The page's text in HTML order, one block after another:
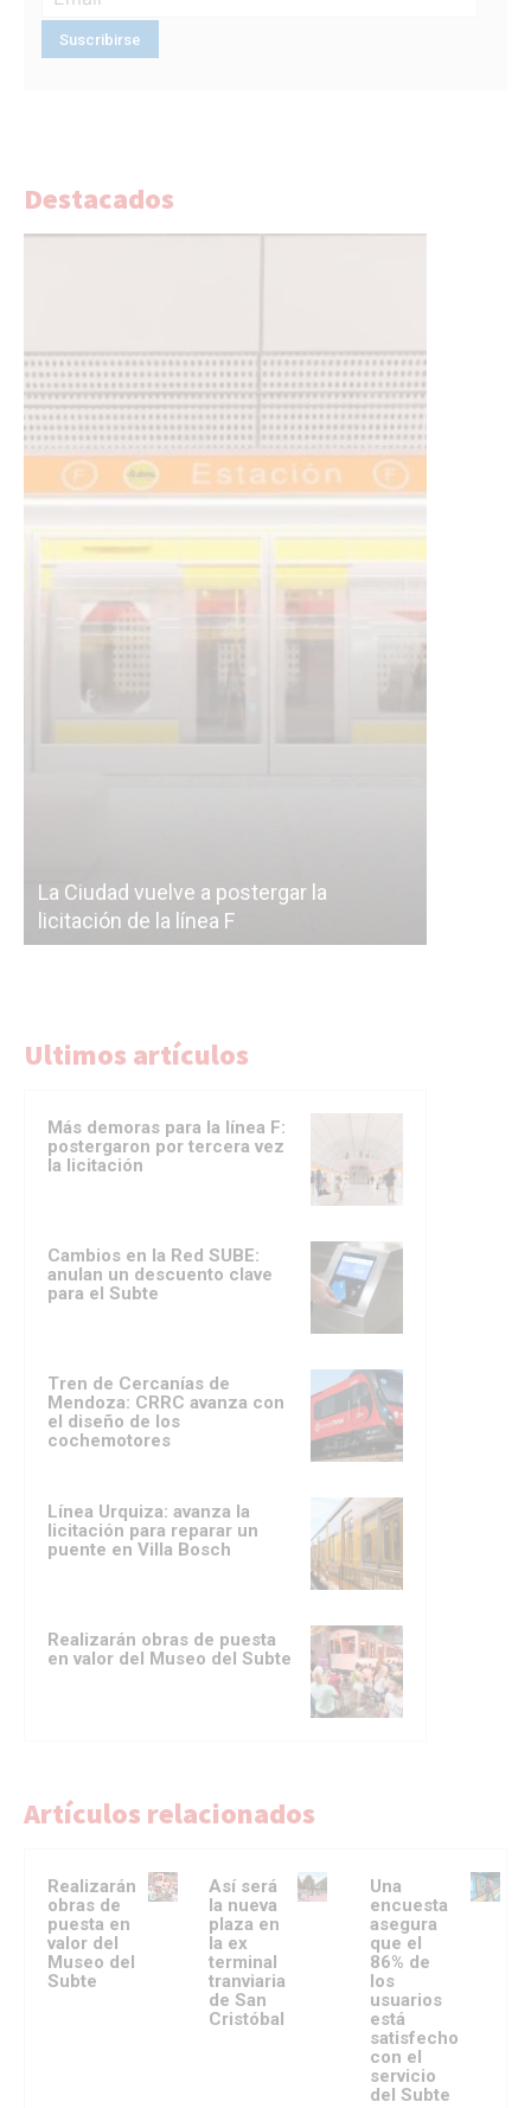
Destacados
La Ciudad vuelve a postergar la
licitación de la línea F
Ultimos artículos
Más demoras para la línea F:
postergaron por tercera vez
la licitación
Cambios en la Red SUBE:
anulan un descuento clave
para el Subte
Tren de Cercanías de
Mendoza: CRRC avanza con
el diseño de los
cochemotores
Línea Urquiza: avanza la
licitación para reparar un
puente en Villa Bosch
Realizarán obras de puesta
en valor del Museo del Subte
Artículos relacionados
Realizarán
obras de
puesta en
valor del
Museo del
Subte
Así será
la nueva
plaza en
la ex
terminal
tranviaria
de San
Cristóbal
Una
encuesta
asegura
que el
86% de
los
usuarios
está
satisfecho
con el
servicio
del Subte